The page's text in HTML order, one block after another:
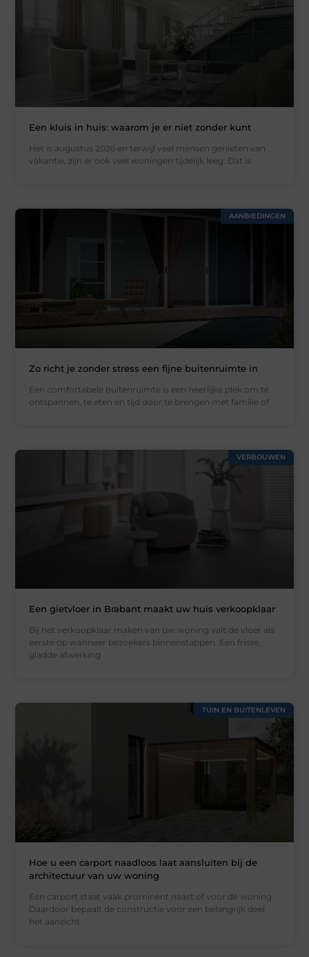
Een kluis in huis: waarom je er niet zonder kunt
Het is augustus 2026 en terwijl veel mensen genieten van
vakantie, zijn er ook veel woningen tijdelijk leeg. Dat is
AANBIEDINGEN
Zo richt je zonder stress een fijne buitenruimte in
Een comfortabele buitenruimte is een heerlijke plek om te
ontspannen, te eten en tijd door te brengen met familie of
VERBOUWEN
Een gietvloer in Brabant maakt uw huis verkoopklaar
Bij het verkoopklaar maken van uw woning valt de vloer als
eerste op wanneer bezoekers binnenstappen. Een frisse,
gladde afwerking
TUIN EN BUITENLEVEN
Hoe u een carport naadloos laat aansluiten bij de
architectuur van uw woning
Een carport staat vaak prominent naast of voor de woning.
Daardoor bepaalt de constructie voor een belangrijk deel
het aanzicht